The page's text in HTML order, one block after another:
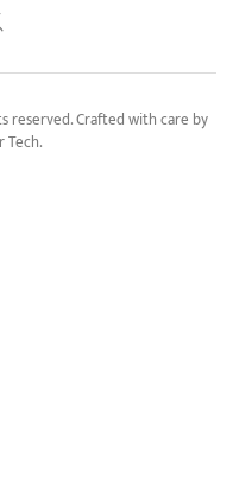
reserved. Crafted with care by
Tech.